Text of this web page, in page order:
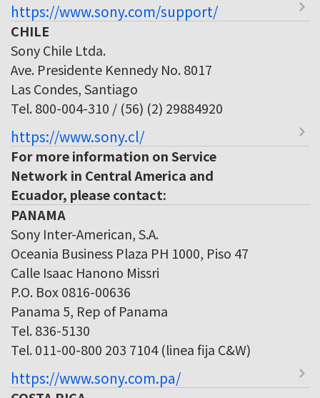
https://www.sony.com/support/
CHILE
Sony Chile Ltda.
Ave. Presidente Kennedy No. 8017
Las Condes, Santiago
Tel. 800-004-310 / (56) (2) 29884920
https://www.sony.cl/
For more information on Service
Network in Central America and
Ecuador, please contact:
PANAMA
Sony Inter-American, S.A.
Oceania Business Plaza PH 1000, Piso 47
Calle Isaac Hanono Missri
P.O. Box 0816-00636
Panama 5, Rep of Panama
Tel. 836-5130
Tel. 011-00-800 203 7104 (linea fija C&W)
https://www.sony.com.pa/